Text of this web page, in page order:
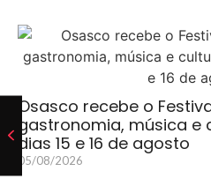
Osasco recebe o
gastronomia, música e
dias 15 e 16 de agosto
05/08/2026